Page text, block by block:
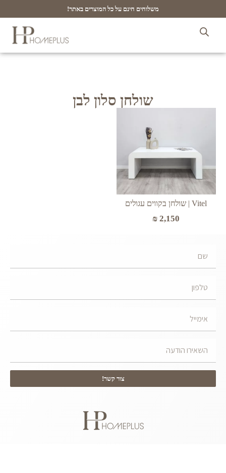
משלוחים חינם על כל המוצרים באתר!
שולחן סלון לבן
Vitel | שולחן בקווים עגולים
₪ 2,150
צור קשר!